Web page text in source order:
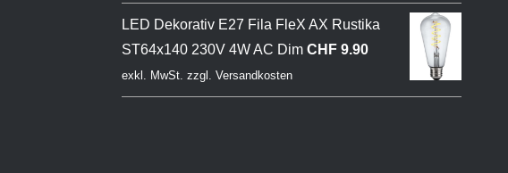
LED Dekorativ E27 Fila FleX AX Rustika
ST64x140 230V 4W AC Dim CHF9.90
exkl. MwSt. zzgl. Versandkosten